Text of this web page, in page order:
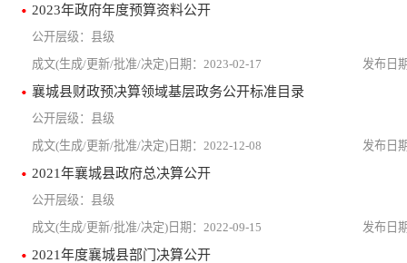
2023年政府年度预算资料公开
县级
2023-02-17
襄城县财政预决算领域基层政务公开标准目录
县级
2022-12-08
2021年襄城县政府总决算公开
县级
2022-09-15
2021年度襄城县部门决算公开